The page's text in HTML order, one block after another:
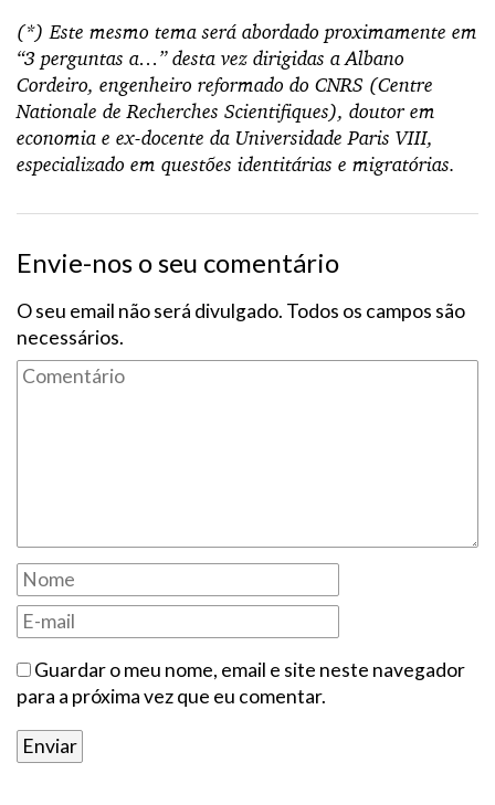
(*) Este mesmo tema será abordado proximamente em
“3 perguntas a…” desta vez dirigidas a Albano
Cordeiro, engenheiro reformado do CNRS (Centre
Nationale de Recherches Scientifiques), doutor em
economia e ex-docente da Universidade Paris VIII,
especializado em questões identitárias e migratórias.
Envie-nos o seu comentário
O seu email não será divulgado. Todos os campos são
necessários.
Guardar o meu nome, email e site neste navegador
para a próxima vez que eu comentar.